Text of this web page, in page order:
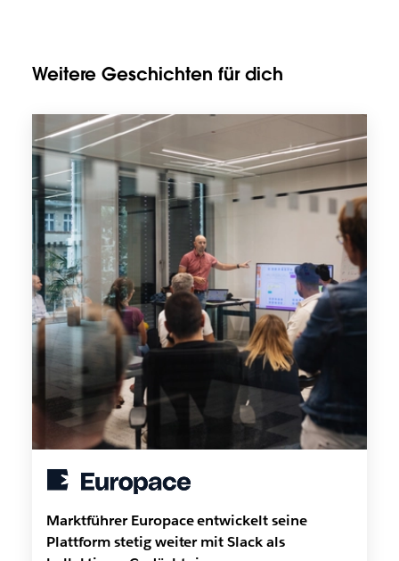
Weitere Geschichten für dich
Marktführer Europace entwickelt seine
Plattform stetig weiter mit Slack als